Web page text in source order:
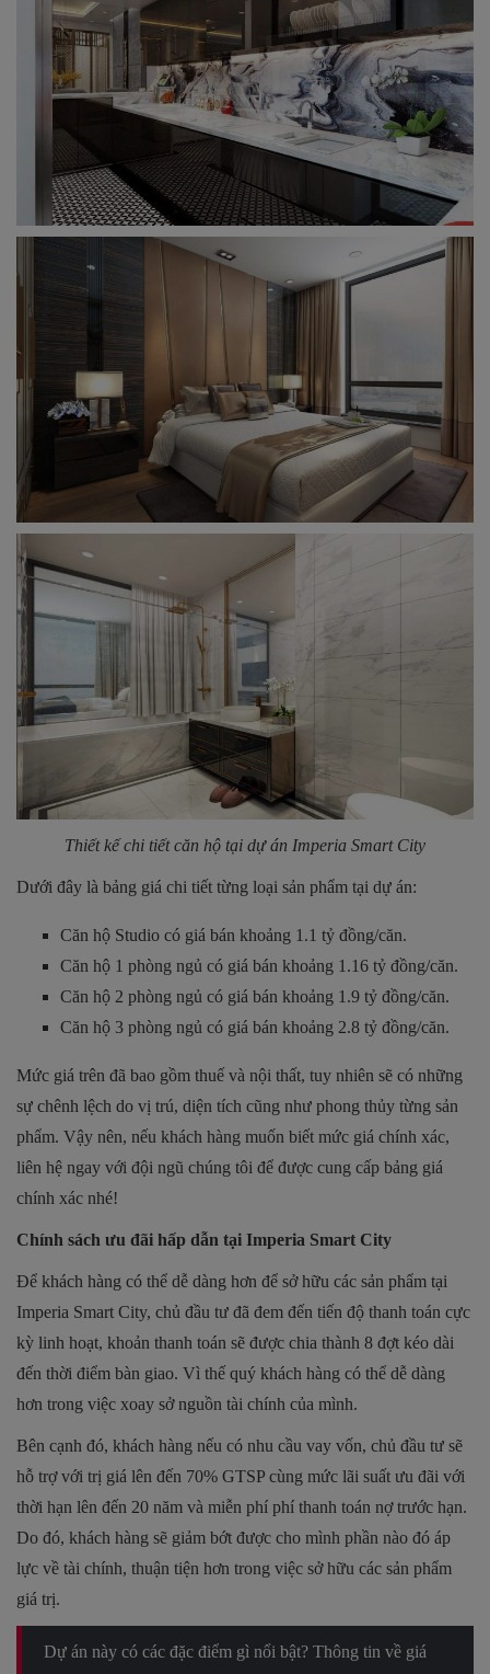
Thiết kế chi tiết căn hộ tại dự án Imperia Smart City
Dưới đây là bảng giá chi tiết từng loại sản phẩm tại dự án:
Căn hộ Studio có giá bán khoảng 1.1 tỷ đồng/căn.
Căn hộ 1 phòng ngủ có giá bán khoảng 1.16 tỷ đồng/căn.
Căn hộ 2 phòng ngủ có giá bán khoảng 1.9 tỷ đồng/căn.
Căn hộ 3 phòng ngủ có giá bán khoảng 2.8 tỷ đồng/căn.
Mức giá trên đã bao gồm thuế và nội thất, tuy nhiên sẽ có những
sự chênh lệch do vị trú, diện tích cũng như phong thủy từng sản
phẩm. Vậy nên, nếu khách hàng muốn biết mức giá chính xác,
liên hệ ngay với đội ngũ chúng tôi để được cung cấp bảng giá
chính xác nhé!
Chính sách ưu đãi hấp dẫn tại Imperia Smart City
Để khách hàng có thể dễ dàng hơn để sở hữu các sản phẩm tại
Imperia Smart City, chủ đầu tư đã đem đến tiến độ thanh toán cực
kỳ linh hoạt, khoản thanh toán sẽ được chia thành 8 đợt kéo dài
đến thời điểm bàn giao. Vì thế quý khách hàng có thể dễ dàng
hơn trong việc xoay sở nguồn tài chính của mình.
Bên cạnh đó, khách hàng nếu có nhu cầu vay vốn, chủ đầu tư sẽ
hỗ trợ với trị giá lên đến 70% GTSP cùng mức lãi suất ưu đãi với
thời hạn lên đến 20 năm và miễn phí phí thanh toán nợ trước hạn.
Do đó, khách hàng sẽ giảm bớt được cho mình phần nào đó áp
lực về tài chính, thuận tiện hơn trong việc sở hữu các sản phẩm
giá trị.
Dự án này có các đặc điểm gì nổi bật? Thông tin về giá